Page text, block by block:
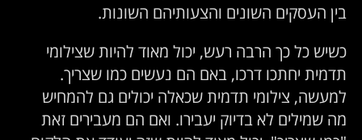
בין העסקים השונים והצעותיהם השונות.
כשיש כל כך הרבה רעש, יכול מאוד להיות שצילומי
תדמית יחתכו דרכו, באם הם נעשים כמו שצריך.
למעשה, צילומי תדמית שכאלה יכולים גם להמחיש
מה שמילים לא בדיוק יעבירו. ואם הם מעבירים זאת